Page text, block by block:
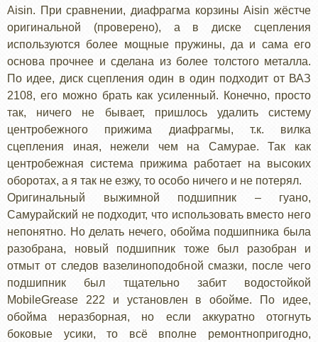
Aisin. При сравнении, диафрагма корзины Aisin жёстче
оригинальной (проверено), а в диске сцепления
используются более мощные пружины, да и сама его
основа прочнее и сделана из более толстого металла.
По идее, диск сцепления один в один подходит от ВАЗ
2108, его можно брать как усиленный. Конечно, просто
так, ничего не бывает, пришлось удалить систему
центробежного прижима диафрагмы, т.к. вилка
сцепления иная, нежели чем на Самурае. Так как
центробежная система прижима работает на высоких
оборотах, а я так не езжу, то особо ничего и не потерял.
Оригинальный выжимной подшипник – гуано,
Самурайский не подходит, что использовать вместо него
непонятно. Но делать нечего, обойма подшипника была
разобрана, новый подшипник тоже был разобран и
отмыт от следов вазелиноподобной смазки, после чего
подшипник был тщательно забит водостойкой
MobileGrease 222 и установлен в обойме. По идее,
обойма неразборная, но если аккуратно отогнуть
боковые усики, то всё вполне ремонтнопригодно,